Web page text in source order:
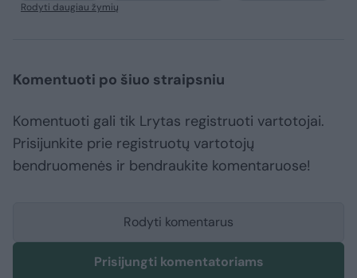
Rodyti daugiau žymių
Komentuoti po šiuo straipsniu
Komentuoti gali tik Lrytas registruoti vartotojai.
Prisijunkite prie registruotų vartotojų
bendruomenės ir bendraukite komentaruose!
Rodyti komentarus
Prisijungti komentatoriams